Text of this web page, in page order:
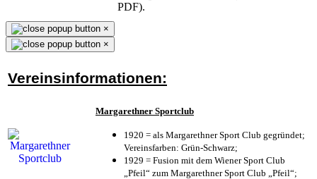
PDF).
×
×
Vereinsinformationen:
Margarethner Sportclub
1920 = als Margarethner Sport Club gegründet;
Vereinsfarben: Grün-Schwarz;
1929 = Fusion mit dem Wiener Sport Club
„Pfeil“ zum Margarethner Sport Club „Pfeil“;